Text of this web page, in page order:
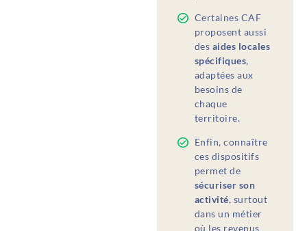
Certaines CAF
proposent aussi
des aides locales
spécifiques,
adaptées aux
besoins de
chaque
territoire.
Enfin, connaître
ces dispositifs
permet de
sécuriser son
activité, surtout
dans un métier
où les revenus